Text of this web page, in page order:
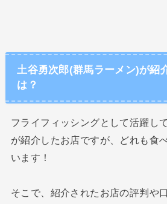
土谷勇次郎(群馬ラーメン)が紹
は？
フライフィッシングとして活躍し
が紹介したお店ですが、どれも食
います！
そこで、紹介されたお店の評判や